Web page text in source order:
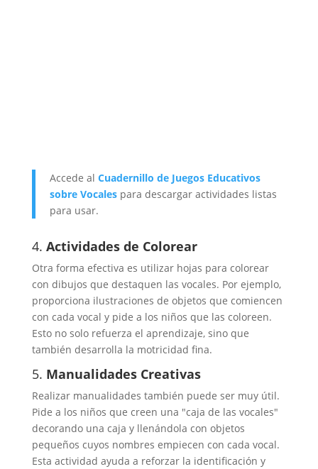
Accede al Cuadernillo de Juegos Educativos
sobre Vocalespara descargar actividades listas
para usar.
4. Actividades de Colorear
Otra forma efectiva es utilizar hojas para colorear
con dibujos que destaquen las vocales. Por ejemplo,
proporciona ilustraciones de objetos que comiencen
con cada vocal y pide a los niños que las coloreen.
Esto no solo refuerza el aprendizaje, sino que
también desarrolla la motricidad fina.
5. Manualidades Creativas
Realizar manualidades también puede ser muy útil.
Pide a los niños que creen una "caja de las vocales"
decorando una caja y llenándola con objetos
pequeños cuyos nombres empiecen con cada vocal.
Esta actividad ayuda a reforzar la identificación y